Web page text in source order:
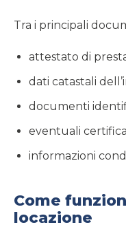
Tra i principali
attestato di
dati catastali
documenti
eventuali
informazioni
Come
locazione